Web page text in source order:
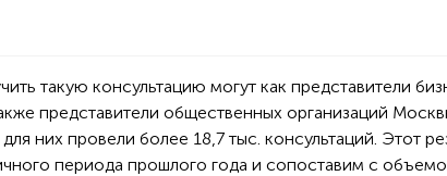
такую консультацию могут как представители
представители общественных организаций
них провели более 18,7 тыс. консультаций. Этот
периода прошлого года и сопоставим с